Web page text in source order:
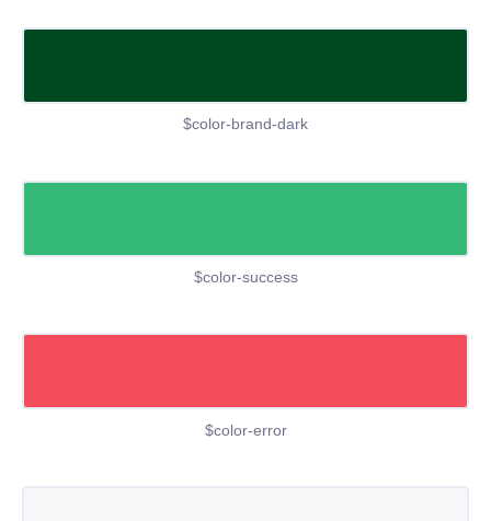
$color-brand-dark
$color-success
$color-error